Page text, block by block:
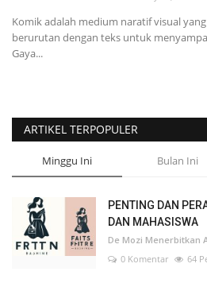
Komik adalah medium naratif visual
berurutan dengan teks untuk
Gaya...
ARTIKEL TERPOPULER
Minggu Ini Bulan Ini
PENTING DAN
DAN MAHASISWA
De Mozi Menerbitkan
0 Komentar
64